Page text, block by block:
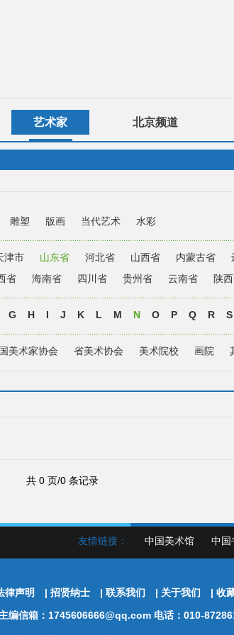
艺术家 北京频道
雕塑 版画 当代艺术 水彩
津市 山东省 河北省 山西省 内蒙古省
省 海南省 四川省 贵州省 云南省 陕
G H I J K L M N O P Q R S
美术家协会 省美术协会 美术院校 画院
共 0 页/0 条记录
友情链接： 中国美术馆 中国
律声明 | 招贤纳士 | 联系我们 | 关于我们 | 收
主编信箱：1745606666@qq.com 电话：010-